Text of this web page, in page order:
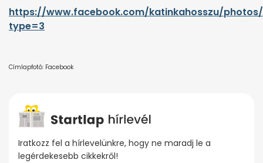
https://www.facebook.com/katinkahosszu/photos/
type=3
Címlapfotó: Facebook
Iratkozz fel a hírlevelünkre, hogy ne maradj le a
legérdekesebb cikkekről!